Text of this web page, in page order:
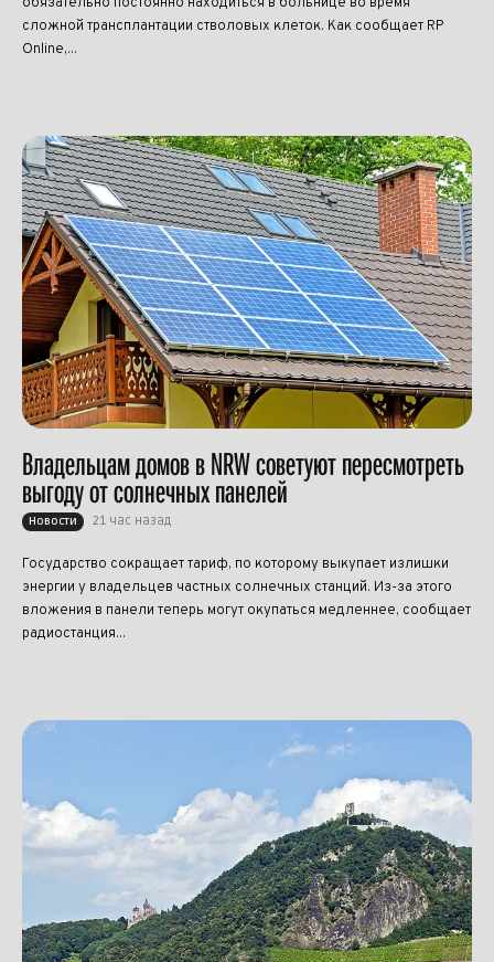
обязательно постоянно находиться в больнице во время
сложной трансплантации стволовых клеток. Как сообщает RP
Online,...
Владельцам домов в NRW советуют пересмотреть
выгоду от солнечных панелей
Новости 21 час назад
Государство сокращает тариф, по которому выкупает излишки
энергии у владельцев частных солнечных станций. Из-за этого
вложения в панели теперь могут окупаться медленнее, сообщает
радиостанция...